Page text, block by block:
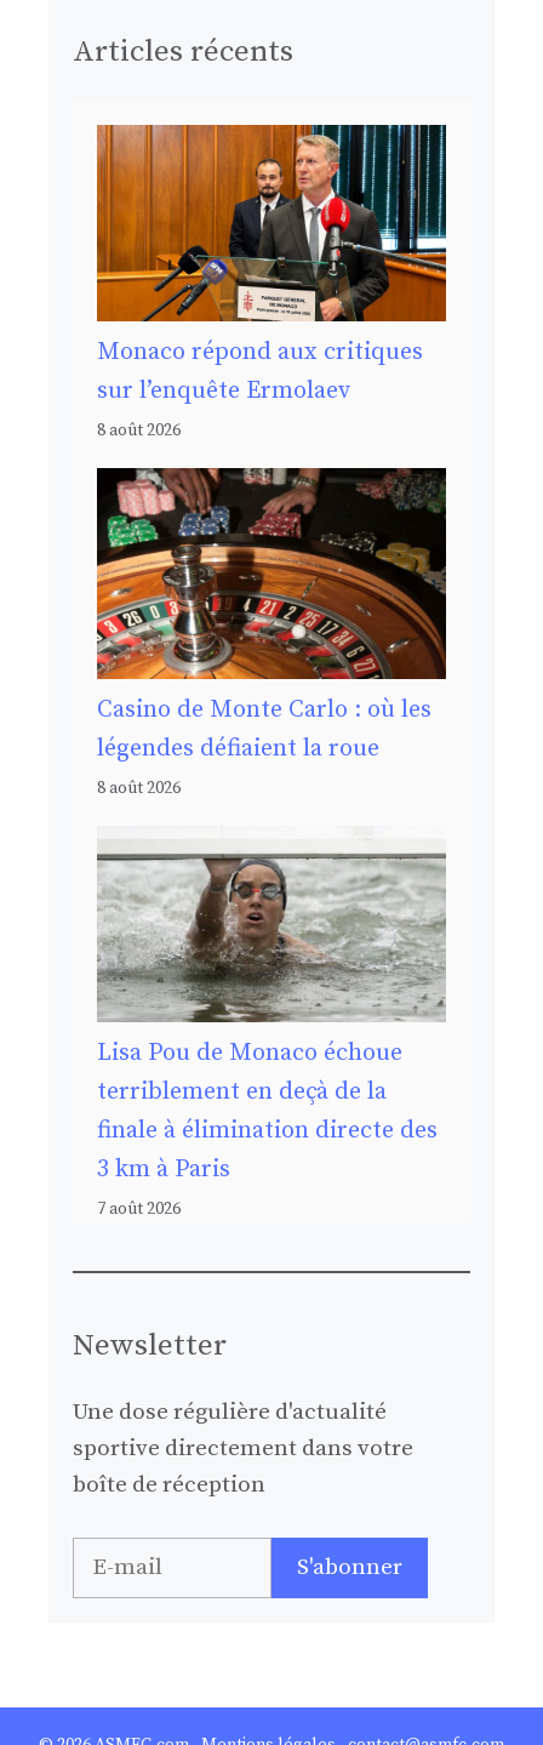
Articles récents
Monaco répond aux critiques
sur l’enquête Ermolaev
8 août 2026
Casino de Monte Carlo : où les
légendes défiaient la roue
8 août 2026
Lisa Pou de Monaco échoue
terriblement en deçà de la
finale à élimination directe des
3 km à Paris
7 août 2026
Newsletter
Une dose régulière d'actualité
sportive directement dans votre
boîte de réception